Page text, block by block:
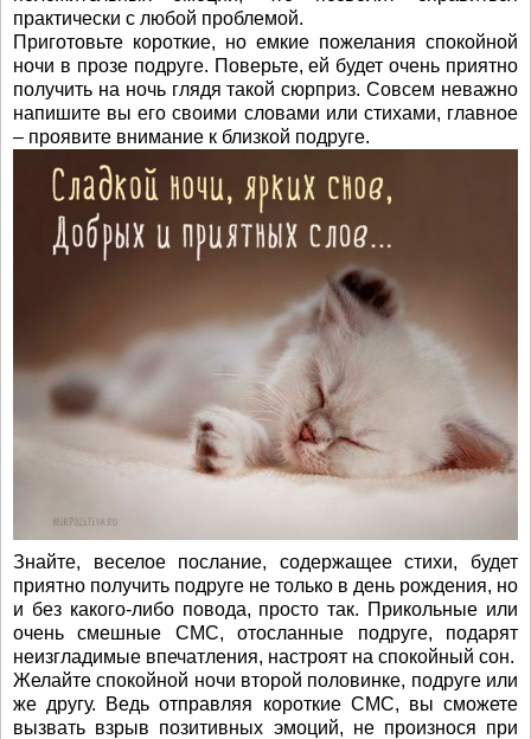
практически с любой проблемой.
Приготовьте короткие, но емкие пожелания спокойной
ночи в прозе подруге. Поверьте, ей будет очень приятно
получить на ночь глядя такой сюрприз. Совсем неважно
напишите вы его своими словами или стихами, главное
– проявите внимание к близкой подруге.
Знайте, веселое послание, содержащее стихи, будет
приятно получить подруге не только в день рождения, но
и без какого-либо повода, просто так. Прикольные или
очень смешные СМС, отосланные подруге, подарят
неизгладимые впечатления, настроят на спокойный сон.
Желайте спокойной ночи второй половинке, подруге или
же другу. Ведь отправляя короткие СМС, вы сможете
вызвать взрыв позитивных эмоций, не произнося при